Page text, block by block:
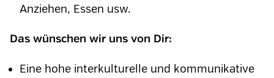
Anziehen, Essen usw.
Das wünschen wir uns von Dir:
Eine hohe interkulturelle und kommunikative